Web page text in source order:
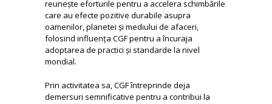
reunește eforturile pentru a accelera schimbările
care au efecte pozitive durabile asupra
oamenilor, planetei și mediului de afaceri,
folosind influența CGF pentru a încuraja
adoptarea de practici și standarde la nivel
mondial.
Prin activitatea sa, CGF întreprinde deja
demersuri semnificative pentru a contribui la